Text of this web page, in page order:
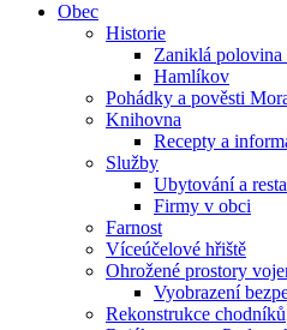
Obec
Historie
Zaniklá polovina
Hamlíkov
Pohádky a pověsti
Knihovna
Recepty a
Služby
Ubytování a
Firmy v obci
Farnost
Víceúčelové hřiště
Ohrožené prostory
Vyobrazení
Rekonstrukce chodníků